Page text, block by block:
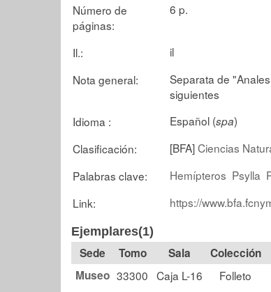
Número de
páginas:
6 p.
Il.:
il
Nota general:
Separata de
siguientes
Idioma :
Español (spa)
Clasificación:
[BFA]Ciencias
Palabras clave:
Hemípteros Psylla
Link:
https://
Ejemplares(1)
Tomo Sala Colección
Museo 33300 Caja L-16 Folleto